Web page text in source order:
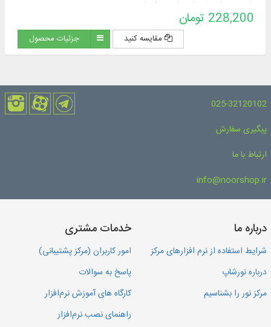
228,200 تومان
مقایسه کنید جزئیات محصول
025-32120102
پیگیری سفارش
ارتباط با ما
info@noorshop.ir
درباره ما
شرایط استفاده از نرم افزارهای مرکز
درباره نورشاپ
مرکز نور را بشناسیم
خدمات مشتری
امور کاربران (مرکز پشتیبانی)
پاسخ به سوالات
کارگاه های آموزش نرم‌افزار
راهنمای نصب نرم‌افزار